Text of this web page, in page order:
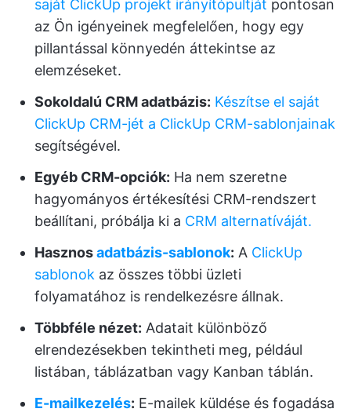
saját ClickUp projekt irányítópultját pontosan
az Ön igényeinek megfelelően, hogy egy
pillantással könnyedén áttekintse az
elemzéseket.
Sokoldalú CRM adatbázis: Készítse el saját
ClickUp CRM-jét a ClickUp CRM-sablonjainak
segítségével.
Egyéb CRM-opciók: Ha nem szeretne
hagyományos értékesítési CRM-rendszert
beállítani, próbálja ki a CRM alternatíváját.
Hasznosadatbázis-sablonok: A ClickUp
sablonok az összes többi üzleti
folyamatához is rendelkezésre állnak.
Többféle nézet: Adatait különböző
elrendezésekben tekintheti meg, például
listában, táblázatban vagy Kanban táblán.
E-mailkezelés: E-mailek küldése és fogadása